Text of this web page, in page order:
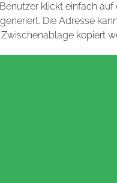
klickt einfach
Die Adresse
kopiert